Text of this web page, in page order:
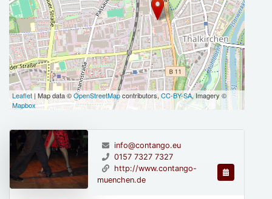
Leaflet | Map data ©OpenStreetMapcontributors,CC-BY-SA, Imagery ©
Mapbox
info@contango.eu
0157 7327 7327
http://www.contango-
muenchen.de